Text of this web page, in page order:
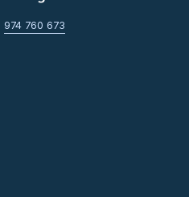
974 760 673